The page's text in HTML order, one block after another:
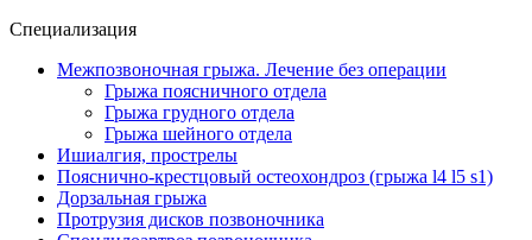
Специализация
Межпозвоночная грыжа. Лечение без операции
Грыжа поясничного отдела
Грыжа грудного отдела
Грыжа шейного отдела
Ишиалгия, прострелы
Пояснично-крестцовый остеохондроз (грыжа l4 l5 s1)
Дорзальная грыжа
Протрузия дисков позвоночника